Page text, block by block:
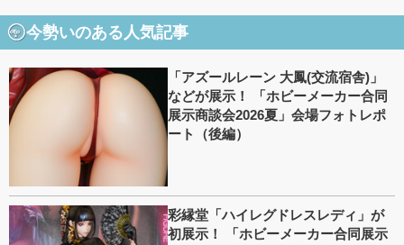
今勢いのある人気記事
「アズールレーン 大鳳(交流宿舎)」
などが展示！ 「ホビーメーカー合同
展示商談会2026夏」会場フォトレポ
ート（後編）
彩縁堂「ハイレグドレスレディ」が
初展示！ 「ホビーメーカー合同展示